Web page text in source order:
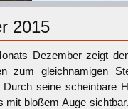
2015
Dezember zeigt
zum gleichnamigen
Durch seine
mit bloßem Auge